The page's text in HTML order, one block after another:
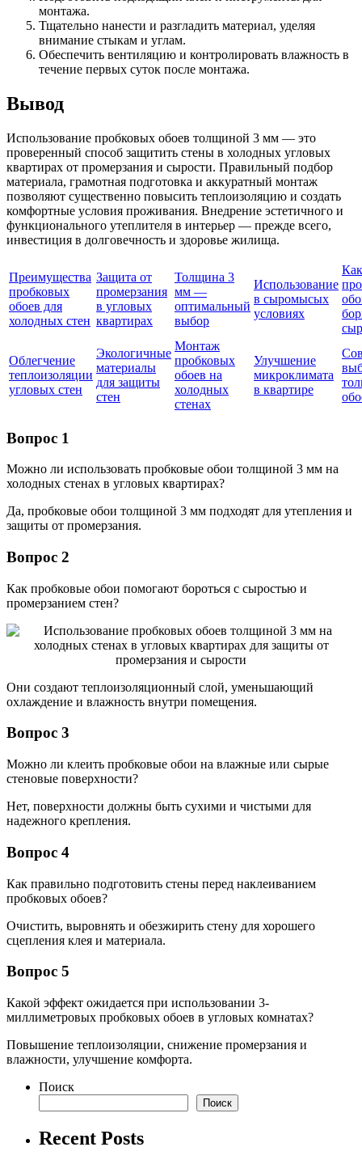
монтажа.
Тщательно нанести и разгладить материал, уделяя
внимание стыкам и углам.
Обеспечить вентиляцию и контролировать влажность в
течение первых суток после монтажа.
Вывод
Использование пробковых обоев толщиной 3 мм — это
проверенный способ защитить стены в холодных угловых
квартирах от промерзания и сырости. Правильный подбор
материала, грамотная подготовка и аккуратный монтаж
позволяют существенно повысить теплоизоляцию и создать
комфортные условия проживания. Внедрение эстетичного и
функционального утеплителя в интерьер — прежде всего,
инвестиция в долговечность и здоровье жилища.
Преимущества
пробковых
обоев для
холодных стен
Защита от
промерзания
в угловых
квартирах
Толщина 3
мм —
оптимальный
выбор
Использование
в сыромысых
условиях
Как
Облегчение
теплоизоляции
угловых стен
Экологичные
материалы
для защиты
стен
Монтаж
пробковых
обоев на
холодных
стенах
Улучшение
микроклимата
в квартире
Вопрос 1
Можно ли использовать пробковые обои толщиной 3 мм на
холодных стенах в угловых квартирах?
Да, пробковые обои толщиной 3 мм подходят для утепления и
защиты от промерзания.
Вопрос 2
Как пробковые обои помогают бороться с сыростью и
промерзанием стен?
Они создают теплоизоляционный слой, уменьшающий
охлаждение и влажность внутри помещения.
Вопрос 3
Можно ли клеить пробковые обои на влажные или сырые
стеновые поверхности?
Нет, поверхности должны быть сухими и чистыми для
надежного крепления.
Вопрос 4
Как правильно подготовить стены перед наклеиванием
пробковых обоев?
Очистить, выровнять и обезжирить стену для хорошего
сцепления клея и материала.
Вопрос 5
Какой эффект ожидается при использовании 3-
миллиметровых пробковых обоев в угловых комнатах?
Повышение теплоизоляции, снижение промерзания и
влажности, улучшение комфорта.
Поиск
Поиск
Recent Posts